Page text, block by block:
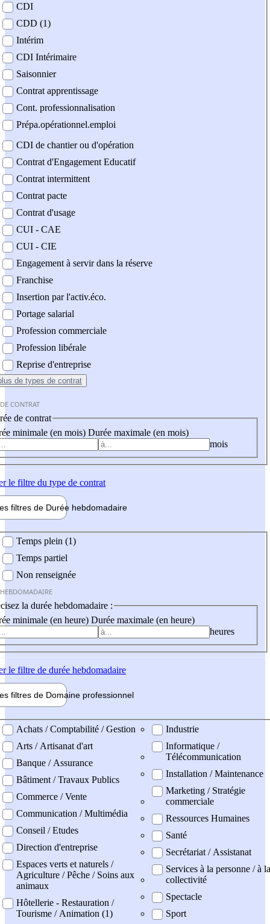
contrat
CDI
CDD (1)
Intérim
CDI Intérimaire
Saisonnier
Contrat apprentissage
Cont. professionnalisation
Prépa.opérationnel.emploi
CDI de chantier ou d'opération
Contrat d'Engagement Educatif
Contrat intermittent
Contrat pacte
Contrat d'usage
CUI - CAE
CUI - CIE
Engagement à servir dans la réserve
Franchise
Insertion par l'activ.éco.
Portage salarial
Profession commerciale
Profession libérale
Reprise d'entreprise
de types de contrat
CONTRAT
de contrat
minimale (en mois) Durée maximale (en mois)
mois
le filtre du type de contrat
filtres de Durée hebdomadaire
Temps plein (1)
Temps partiel
Non renseignée
la durée hebdomadaire :
minimale (en heure) Durée maximale (en heure)
heures
le filtre de durée hebdomadaire
filtres de Domaine professionnel
professionel
Achats / Comptabilité / Gestion
Arts / Artisanat d'art
Banque / Assurance
Bâtiment / Travaux Publics
Commerce / Vente
Communication / Multimédia
Conseil / Etudes
Direction d'entreprise
Espaces verts et naturels /
Agriculture / Pêche / Soins aux
animaux
Hôtellerie - Restauration /
Tourisme / Animation (1)
Industrie
Informatique /
Télécommunication
Installation / Maintenance
Marketing / Stratégie
commerciale
Ressources Humaines
Santé
Secrétariat / Assistanat
Services à la personne / à la
collectivité
Spectacle
Sport